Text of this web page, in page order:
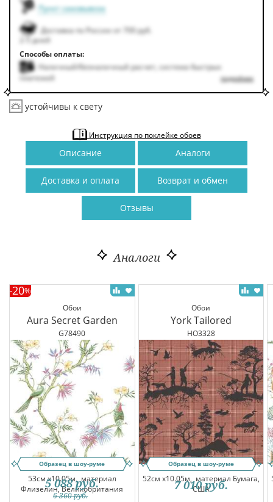
Пункт самовывоза
Доставка по России от 700 руб.
2-5 дней
Способы оплаты:
Наличный/безналичный расчет, система быстрых
платежей
подробнее
устойчивы к свету
Инструкция по поклейке обоев
Описание Аналоги
Доставка и оплата Возврат и обмен
Отзывы
Аналоги
Обои
Aura Secret Garden
G78490
-20%
Образец в шоу-руме
53см x10.05м, материал
Флизелин, Великобритания
6 360руб.
5 088 руб.
Обои
York Tailored
HO3328
Образец в шоу-руме
52см x10.05м, материал Бумага,
США
7 010 руб.